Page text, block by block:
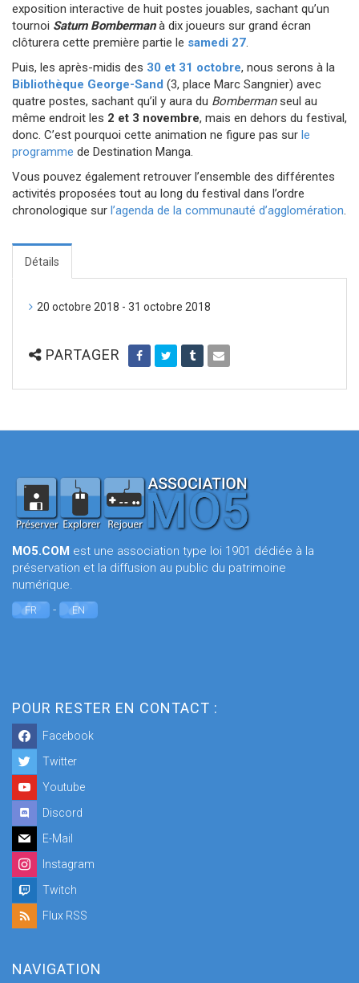
exposition interactive de huit postes jouables, sachant qu’un
tournoi Saturn Bombermanà dix joueurs sur grand écran
clôturera cette première partie le samedi 27.
Puis, les après-midis des 30 et 31 octobre, nous serons à la
Bibliothèque George-Sand (3, place Marc Sangnier) avec
quatre postes, sachant qu’il y aura du Bombermanseul au
même endroit les 2 et 3 novembre, mais en dehors du festival,
donc. C’est pourquoi cette animation ne figure pas sur le
programme de Destination Manga.
Vous pouvez également retrouver l’ensemble des différentes
activités proposées tout au long du festival dans l’ordre
chronologique sur l’agenda de la communauté d’agglomération.
Détails
20 octobre 2018 - 31 octobre 2018
PARTAGER
MO5.COM est une association type loi 1901 dédiée à la
préservation et la diffusion au public du patrimoine
numérique.
FR - EN
POUR RESTER EN CONTACT :
Facebook
Twitter
Youtube
Discord
E-Mail
Instagram
Twitch
Flux RSS
NAVIGATION